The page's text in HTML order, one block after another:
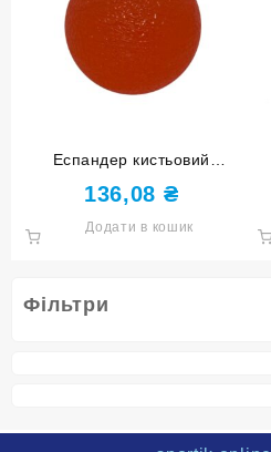
Фільтри
Еспандер кистьовий
КУЛЬКА червоний DQ-W-
Red
136,08 ₴
Додати в кошик